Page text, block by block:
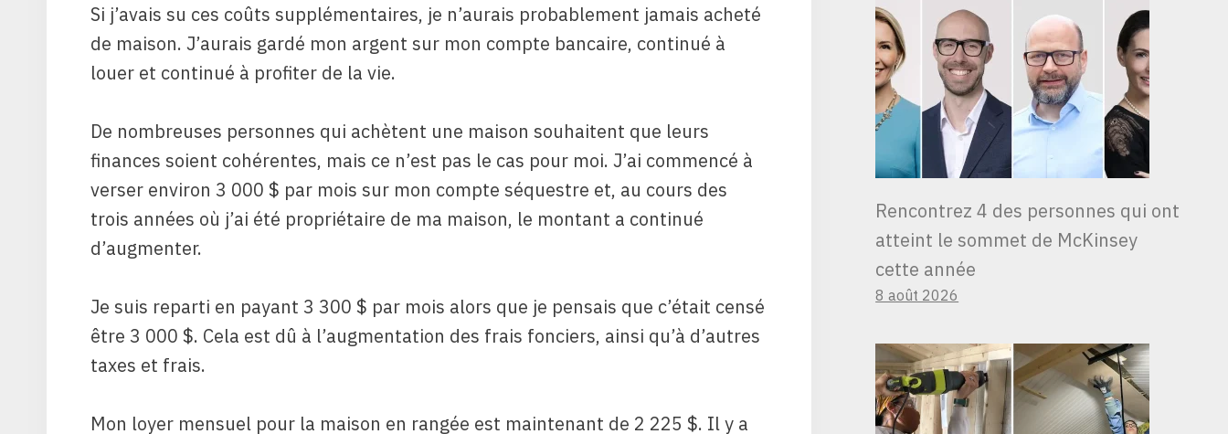
Si j’avais su ces coûts supplémentaires, je n’aurais probablement jamais acheté
de maison. J’aurais gardé mon argent sur mon compte bancaire, continué à
louer et continué à profiter de la vie.
De nombreuses personnes qui achètent une maison souhaitent que leurs
finances soient cohérentes, mais ce n’est pas le cas pour moi. J’ai commencé à
verser environ 3 000 $ par mois sur mon compte séquestre et, au cours des
trois années où j’ai été propriétaire de ma maison, le montant a continué
d’augmenter.
Je suis reparti en payant 3 300 $ par mois alors que je pensais que c’était censé
être 3 000 $. Cela est dû à l’augmentation des frais fonciers, ainsi qu’à d’autres
taxes et frais.
Mon loyer mensuel pour la maison en rangée est maintenant de 2 225 $. Il y a
Rencontrez 4 des personnes qui ont
atteint le sommet de McKinsey
cette année
8 août 2026